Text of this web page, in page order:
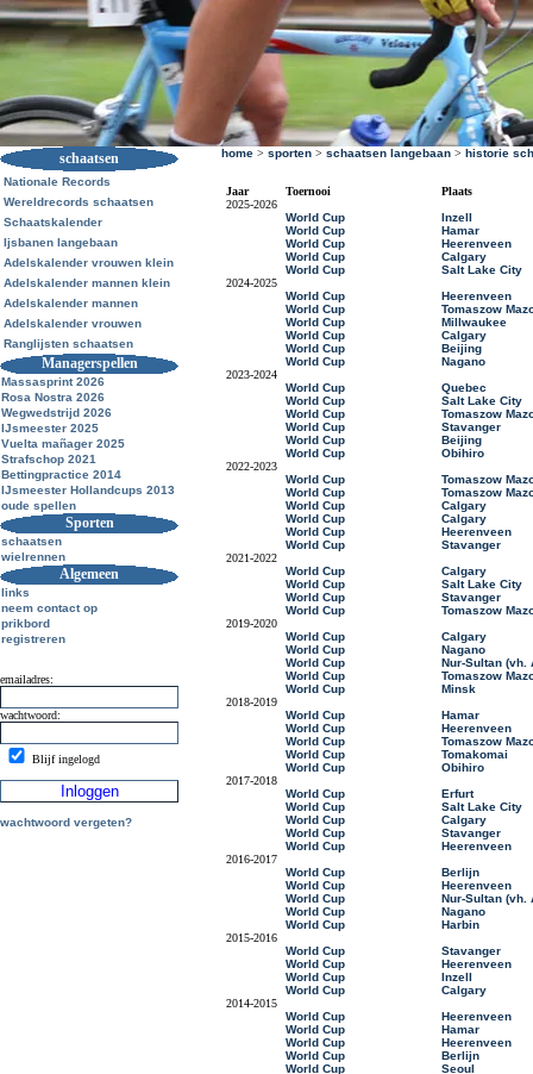
schaatsen
Nationale Records
Wereldrecords schaatsen
Schaatskalender
Ijsbanen langebaan
Adelskalender vrouwen klein
Adelskalender mannen klein
Adelskalender mannen
Adelskalender vrouwen
Ranglijsten schaatsen
Managerspellen
Massasprint 2026
Rosa Nostra 2026
Wegwedstrijd 2026
IJsmeester 2025
Vuelta mañager 2025
Strafschop 2021
Bettingpractice 2014
IJsmeester Hollandcups 2013
oude spellen
Sporten
schaatsen
wielrennen
Algemeen
links
neem contact op
prikbord
registreren
emailadres:
wachtwoord:
Blijf ingelogd
wachtwoord vergeten?
home > sporten > schaatsen langebaan > historie
Jaar Toernooi
Plaats
2025-2026
World Cup
Inzell
World Cup
Hamar
World Cup
Heerenveen
World Cup
Calgary
World Cup
Salt Lake City
2024-2025
World Cup
Heerenveen
World Cup
Tomaszow
World Cup
Millwaukee
World Cup
Calgary
World Cup
Beijing
World Cup
Nagano
2023-2024
World Cup
Quebec
World Cup
Salt Lake City
World Cup
Tomaszow
World Cup
Stavanger
World Cup
Beijing
World Cup
Obihiro
2022-2023
World Cup
Tomaszow
World Cup
Tomaszow
World Cup
Calgary
World Cup
Calgary
World Cup
Heerenveen
World Cup
Stavanger
2021-2022
World Cup
Calgary
World Cup
Salt Lake City
World Cup
Stavanger
World Cup
Tomaszow
2019-2020
World Cup
Calgary
World Cup
Nagano
World Cup
Nur-Sultan (vh.
World Cup
Tomaszow
World Cup
Minsk
2018-2019
World Cup
Hamar
World Cup
Heerenveen
World Cup
Tomaszow
World Cup
Tomakomai
World Cup
Obihiro
2017-2018
World Cup
Erfurt
World Cup
Salt Lake City
World Cup
Calgary
World Cup
Stavanger
World Cup
Heerenveen
2016-2017
World Cup
Berlijn
World Cup
Heerenveen
World Cup
Nur-Sultan (vh.
World Cup
Nagano
World Cup
Harbin
2015-2016
World Cup
Stavanger
World Cup
Heerenveen
World Cup
Inzell
World Cup
Calgary
2014-2015
World Cup
Heerenveen
World Cup
Hamar
World Cup
Heerenveen
World Cup
Berlijn
World Cup
Seoul